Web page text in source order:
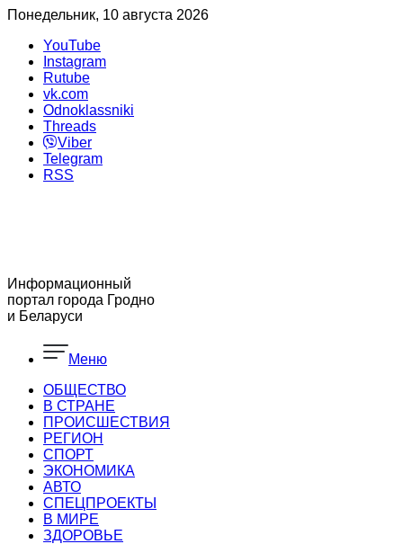
Понедельник, 10 августа 2026
YouTube
Instagram
Rutube
vk.com
Odnoklassniki
Threads
Viber
Telegram
RSS
Информационный
портал города Гродно
и Беларуси
Меню
ОБЩЕСТВО
В СТРАНЕ
ПРОИСШЕСТВИЯ
РЕГИОН
CПОРТ
ЭКОНОМИКА
АВТО
СПЕЦПРОЕКТЫ
В МИРЕ
ЗДОРОВЬЕ